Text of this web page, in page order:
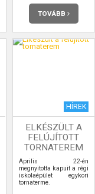
TOVÁBB
HÍREK
ELKÉSZÜLT A
FELÚJÍTOTT
TORNATEREM
Április 22-én
megnyitotta kapuit a régi
iskolaépület egykori
tornaterme.